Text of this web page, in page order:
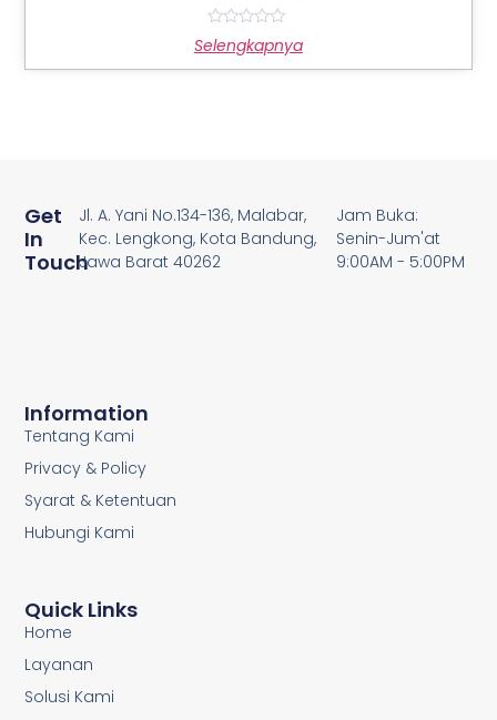
Rated
0
out
Selengkapnya
Information
Tentang Kami
Privacy & Policy
Syarat & Ketentuan
Hubungi Kami
Quick Links
Home
Layanan
Solusi Kami
Get
In
Touch
Jl. A. Yani No.134-136, Malabar,
Kec. Lengkong, Kota Bandung,
Jawa Barat 40262
Jam Buka:
Senin-Jum'at
9:00AM - 5:00PM